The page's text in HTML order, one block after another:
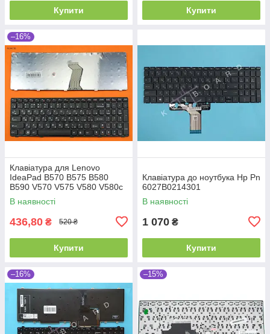
Купити Купити
–16%
Клавіатура для Lenovo
IdeaPad B570 B575 B580
B590 V570 V575 V580 V580c
Z570 Z575, RU, (Black,
Аналог)
В наявності
436,80 ₴ 520 ₴
Купити
Клавіатура до ноутбука Hp Pn
6027B0214301
В наявності
1 070 ₴
Купити
–16% –15%